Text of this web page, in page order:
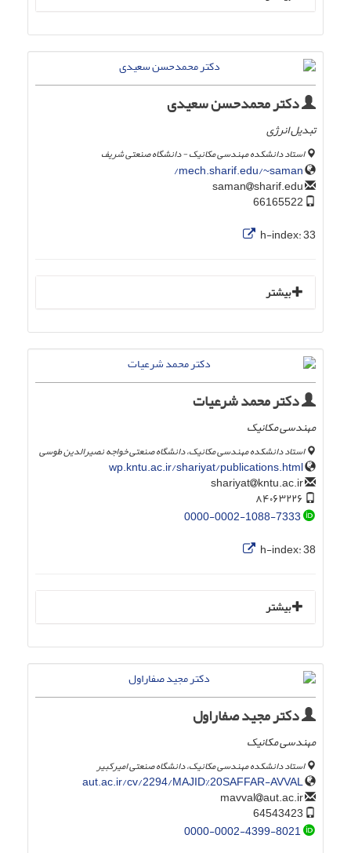
دکتر محمدحسن سعیدی
تبدیل انرژی
استاد دانشکده مهندسی مکانیک - دانشگاه صنعتی شریف
mech.sharif.edu/~saman/
sharif.edu
h-index:33
بیشتر
دکتر محمد شرعیات
مهندسی مکانیک
استاد دانشکده مهندسی مکانیک، دانشگاه صنعتی خواجه نصیرالدین طوسی
wp.kntu.ac.ir/shariyat/publications.html
kntu.ac.ir
0000-0002-1088-7333
h-index:38
بیشتر
دکتر مجید صفاراول
مهندسی مکانیک
استاد دانشکده مهندسی مکانیک، دانشگاه صنعتی امیرکبیر
aut.ac.ir/cv/2294/MAJID%20SAFFAR-AVVAL
aut.ac.ir
0000-0002-4399-8021